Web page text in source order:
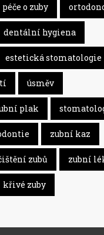
péče o zuby
dentální hygiena
estetická stomatologie
úsměv
plak
zubní kaz
zubů zubní
křivé zuby